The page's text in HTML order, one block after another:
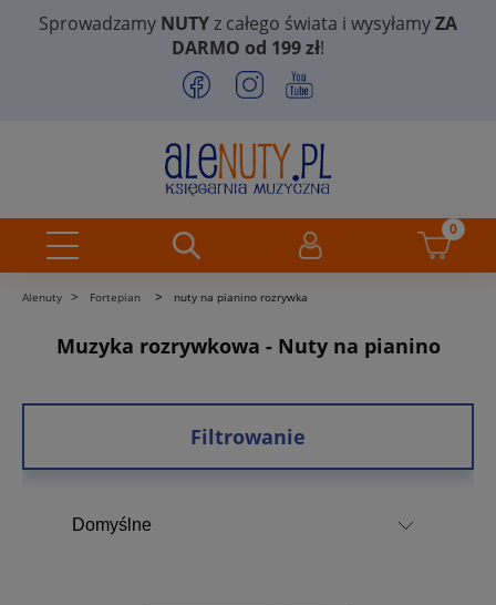
Sprowadzamy NUTYz całego świata i wysyłamyZA
DARMO od 199 zł!
Alenuty > Fortepian > nuty na pianino rozrywka
Muzyka rozrywkowa - Nuty na pianino
Filtrowanie